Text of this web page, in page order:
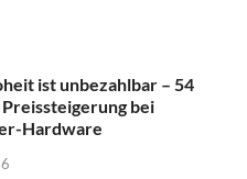
ist unbezahlbar – 54
bei
Hardware